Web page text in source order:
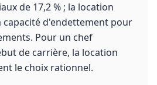
de 17,2 % ; la location
capacité d'endettement pour
Pour un chef
de carrière, la location
le choix rationnel.